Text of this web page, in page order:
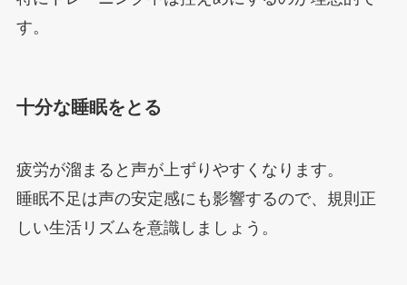
す。
十分な睡眠をとる
疲労が溜まると声が上ずりやすくなります。
睡眠不足は声の安定感にも影響するので、規則正
しい生活リズムを意識しましょう。